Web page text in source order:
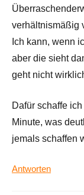
verhältnismäßig
Ich kann, wenn
aber die sieht
geht nicht
Dafür schaffe
Minute, was
jemals schaffen
Antworten